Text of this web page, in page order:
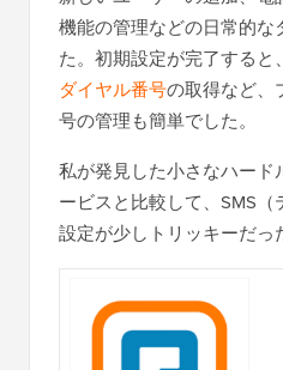
機能の管理などの日常的な
た。初期設定が完了すると
ダイヤル番号の取得など、
号の管理も簡単でした。
私が発見した小さなハード
ービスと比較して、SMS
設定が少しトリッキーだっ